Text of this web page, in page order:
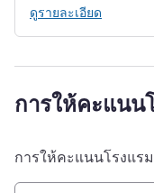
ดูรายละเอียด
การให้คะแนน
การให้คะแนนโรงแร